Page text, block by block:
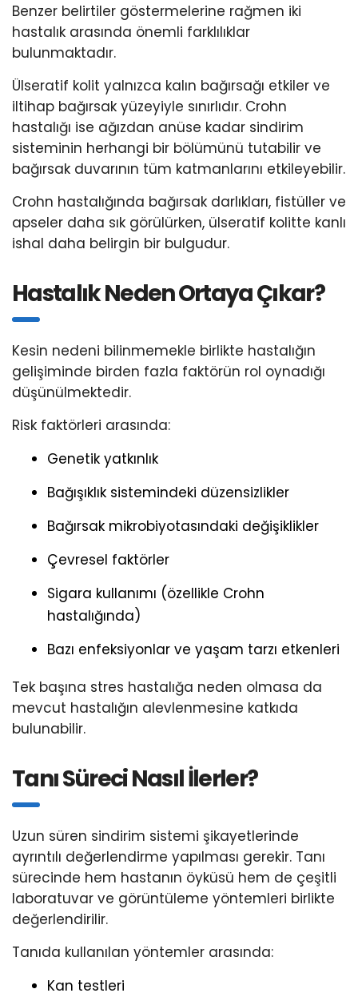
Benzer belirtiler göstermelerine rağmen iki
hastalık arasında önemli farklılıklar
bulunmaktadır.
Ülseratif kolit yalnızca kalın bağırsağı etkiler ve
iltihap bağırsak yüzeyiyle sınırlıdır. Crohn
hastalığı ise ağızdan anüse kadar sindirim
sisteminin herhangi bir bölümünü tutabilir ve
bağırsak duvarının tüm katmanlarını etkileyebilir.
Crohn hastalığında bağırsak darlıkları, fistüller ve
apseler daha sık görülürken, ülseratif kolitte kanlı
ishal daha belirgin bir bulgudur.
Hastalık Neden Ortaya Çıkar?
Kesin nedeni bilinmemekle birlikte hastalığın
gelişiminde birden fazla faktörün rol oynadığı
düşünülmektedir.
Risk faktörleri arasında:
Genetik yatkınlık
Bağışıklık sistemindeki düzensizlikler
Bağırsak mikrobiyotasındaki değişiklikler
Çevresel faktörler
Sigara kullanımı (özellikle Crohn
hastalığında)
Bazı enfeksiyonlar ve yaşam tarzı etkenleri
Tek başına stres hastalığa neden olmasa da
mevcut hastalığın alevlenmesine katkıda
bulunabilir.
Tanı Süreci Nasıl İlerler?
Uzun süren sindirim sistemi şikayetlerinde
ayrıntılı değerlendirme yapılması gerekir. Tanı
sürecinde hem hastanın öyküsü hem de çeşitli
laboratuvar ve görüntüleme yöntemleri birlikte
değerlendirilir.
Tanıda kullanılan yöntemler arasında:
Kan testleri